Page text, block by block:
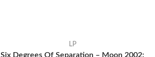
LP
Six Degrees Of Separation – Moon 2002: